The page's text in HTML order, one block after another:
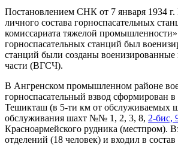
Постановлением СНК от 7 января 1934
личного состава горноспасательных
комиссариата тяжелой
горноспасательных стан­ций был
станций были со­зданы военизированные
части (ВГСЧ).
В Ангренском промышленном районе
горноспасательный взвод сформирован в
Тешикташ (в 5-ти км от обслуживаемых
обслуживания шахт №№ 1, 2, 3, 8, 2-бис,
Красноармейского рудника (местпром).
отделений (18 человек) и входил в